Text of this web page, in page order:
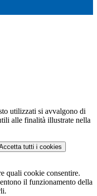
utilizzati si avvalgono di
alle finalità illustrate nella
tutti i cookies
quali cookie consentire.
il funzionamento della